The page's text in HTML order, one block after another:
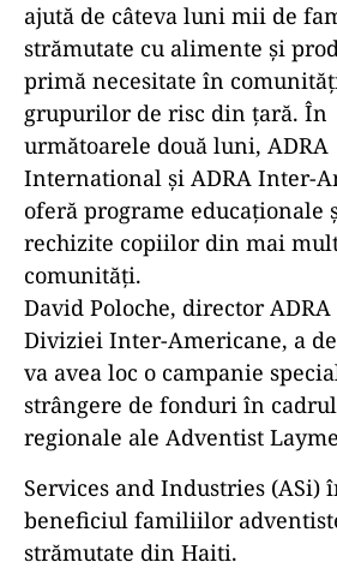
ajută de câteva luni mii de
strămutate cu alimente și
primă necesitate în
grupurilor de risc din țară. În
următoarele două luni, ADRA
International și ADRA Inter-
oferă programe educaționale
rechizite copiilor din mai
comunități.
David Poloche, director
Diviziei Inter-Americane, a
va avea loc o campanie
strângere de fonduri în
regionale ale Adventist
Services and Industries (ASi)
beneficiul familiilor
strămutate din Haiti.